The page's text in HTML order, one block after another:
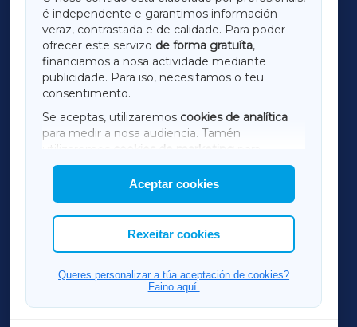
é independente e garantimos información
veraz, contrastada e de calidade. Para poder
ofrecer este servizo de forma gratuíta,
financiamos a nosa actividade mediante
publicidade. Para iso, necesitamos o teu
consentimento.
Se aceptas, utilizaremos cookies de analítica
para medir a nosa audiencia. Tamén
utilizaremos
cookies de marketing
mostrar publicidade de terceiros.
Así mesmo, podes personalizar a elección das
cookies que desexas permitir.
Aceptar cookies
Rexeitar cookies
Queres personalizar a túa aceptación de cookies?
Faino aquí.
LUGOXA
TERRACHAXA
AMARIÑAXA
RIBEIRASACRAXA
ACORUÑAXA
FERROLXA
OURENSEXA